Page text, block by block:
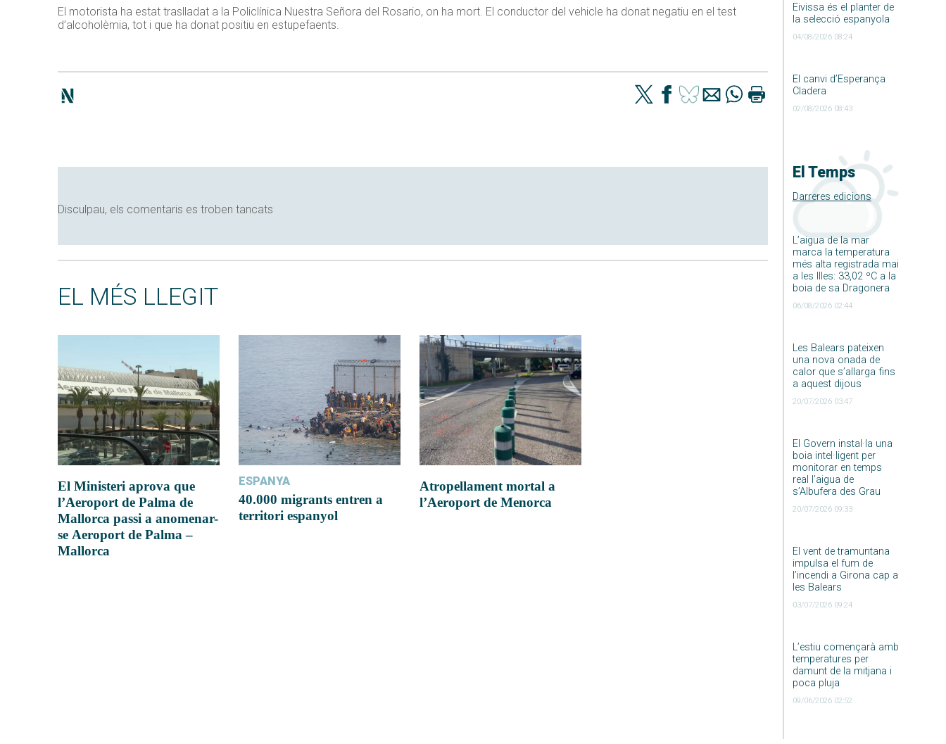
Eivissa és el planter de
la selecció espanyola
04/08/2026 08:24
El canvi d’Esperança
Cladera
02/08/2026 08:43
El Temps
Darreres edicions
L’aigua de la mar
marca la temperatura
més alta registrada mai
a les Illes: 33,02 ºC a la
boia de sa Dragonera
06/08/2026 02:44
Les Balears pateixen
una nova onada de
calor que s’allarga fins
a aquest dijous
20/07/2026 03:47
El Govern instal·la una
boia intel·ligent per
monitorar en temps
real l’aigua de
s’Albufera des Grau
20/07/2026 09:33
El vent de tramuntana
impulsa el fum de
l’incendi a Girona cap a
les Balears
03/07/2026 09:24
L’estiu començarà amb
temperatures per
damunt de la mitjana i
poca pluja
09/06/2026 02:52
El motorista ha estat traslladat a la Policlínica Nuestra Señora del Rosario, on ha mort. El conductor del vehicle ha donat negatiu en el test
d’alcoholèmia, tot i que ha donat positiu en estupefaents.
Disculpau, els comentaris es troben tancats
EL MÉS LLEGIT
El Ministeri aprova que
l’Aeroport de Palma de
Mallorca passi a anomenar-
se Aeroport de Palma –
Mallorca
ESPANYA
40.000 migrants entren a
territori espanyol
Atropellament mortal a
l’Aeroport de Menorca